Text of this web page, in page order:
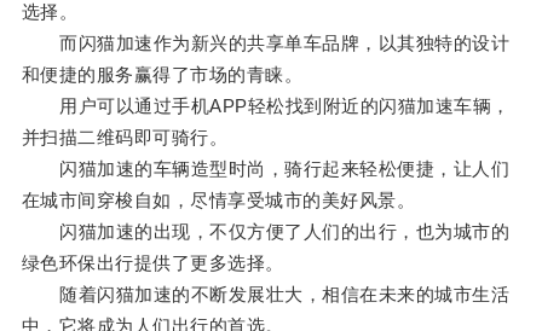
选择。
而闪猫加速作为新兴的共享单车品牌，以其独特的设计
和便捷的服务赢得了市场的青睐。
用户可以通过手机APP轻松找到附近的闪猫加速车辆，
并扫描二维码即可骑行。
闪猫加速的车辆造型时尚，骑行起来轻松便捷，让人们
在城市间穿梭自如，尽情享受城市的美好风景。
闪猫加速的出现，不仅方便了人们的出行，也为城市的
绿色环保出行提供了更多选择。
随着闪猫加速的不断发展壮大，相信在未来的城市生活
中，它将成为人们出行的首选。